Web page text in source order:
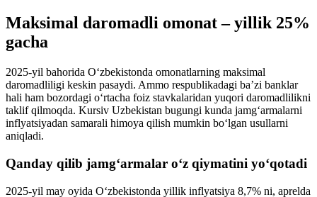
Maksimal daromadli omonat – yillik 25%
gacha
2025-yil bahorida O‘zbekistonda omonatlarning maksimal
daromadliligi keskin pasaydi. Ammo respublikadagi ba’zi banklar
hali ham bozordagi o‘rtacha foiz stavkalaridan yuqori daromadlilikni
taklif qilmoqda. Kursiv Uzbekistan bugungi kunda jamg‘armalarni
inflyatsiyadan samarali himoya qilish mumkin bo‘lgan usullarni
aniqladi.
Qanday qilib jamgʻarmalar oʻz qiymatini yoʻqotadi
2025-yil may oyida O‘zbekistonda yillik inflyatsiya 8,7% ni, aprelda